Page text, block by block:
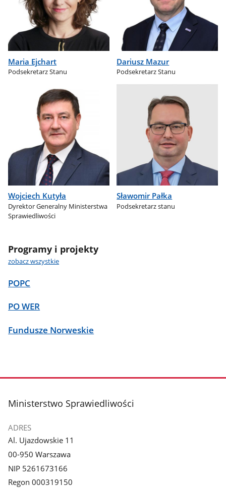
Maria Ejchart
Podsekretarz Stanu
Dariusz Mazur
Podsekretarz Stanu
Wojciech Kutyła
Dyrektor Generalny Ministerstwa
Sprawiedliwości
Sławomir Pałka
Podsekretarz stanu
Programy i projekty
zobacz wszystkie
POPC
PO WER
Fundusze Norweskie
stopka
Ministerstwo Sprawiedliwości
ADRES
Al. Ujazdowskie 11
00-950 Warszawa
NIP 5261673166
Regon 000319150